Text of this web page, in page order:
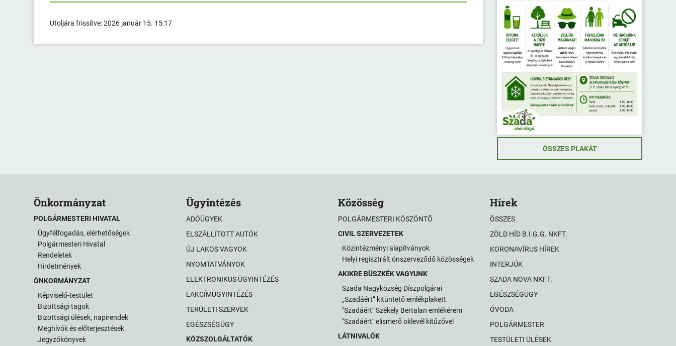
Utoljára frissítve:2026 január 15. 15:17
ÖSSZES PLAKÁT
Önkormányzat
POLGÁRMESTERI HIVATAL
Ügyfélfogadás, elérhetőségek
Polgármesteri Hivatal
Rendeletek
Hirdetmények
ÖNKORMÁNYZAT
Képviselő-testület
Bizottsági tagok
Bizottsági ülések, napirendek
Meghívók és előterjesztések
Jegyzőkönyvek
Ügyintézés
ADÓÜGYEK
ELSZÁLLÍTOTT AUTÓK
ÚJ LAKOS VAGYOK
NYOMTATVÁNYOK
ELEKTRONIKUS ÜGYINTÉZÉS
LAKCÍMÜGYINTÉZÉS
TERÜLETI SZERVEK
EGÉSZSÉGÜGY
KÖZSZOLGÁLTATÓK
Közösség
POLGÁRMESTERI KÖSZÖNTŐ
CIVIL SZERVEZETEK
Közintézményi alapítványok
Helyi regisztrált önszerveződő közösségek
AKIKRE BÜSZKÉK VAGYUNK
Szada Nagyközség Díszpolgárai
„Szadáért” kitüntető emlékplakett
"Szadáért" Székely Bertalan emlékérem
"Szadáért" elismerő oklevél kitűzővel
LÁTNIVALÓK
Hírek
ÖSSZES
ZÖLD HÍD B.I.G.G. NKFT.
KORONAVÍRUS HÍREK
INTERJÚK
SZADA NOVA NKFT.
EGÉSZSÉGÜGY
ÓVODA
POLGÁRMESTER
TESTÜLETI ÜLÉSEK